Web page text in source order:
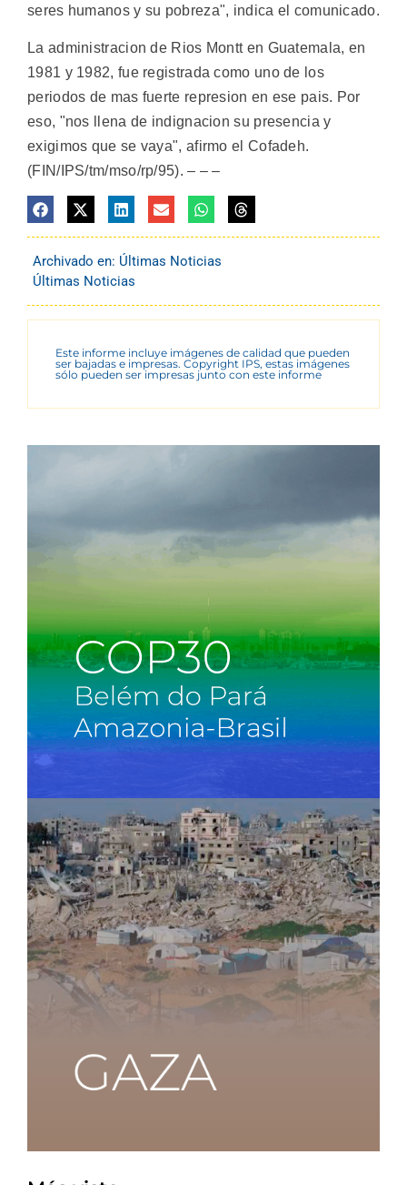
seres humanos y su pobreza", indica el comunicado.
La administracion de Rios Montt en Guatemala, en
1981 y 1982, fue registrada como uno de los
periodos de mas fuerte represion en ese pais. Por
eso, "nos llena de indignacion su presencia y
exigimos que se vaya", afirmo el Cofadeh.
(FIN/IPS/tm/mso/rp/95). – – –
Archivado en: Últimas Noticias
Últimas Noticias
Este informe incluye imágenes de calidad que pueden
ser bajadas e impresas. Copyright IPS, estas imágenes
sólo pueden ser impresas junto con este informe